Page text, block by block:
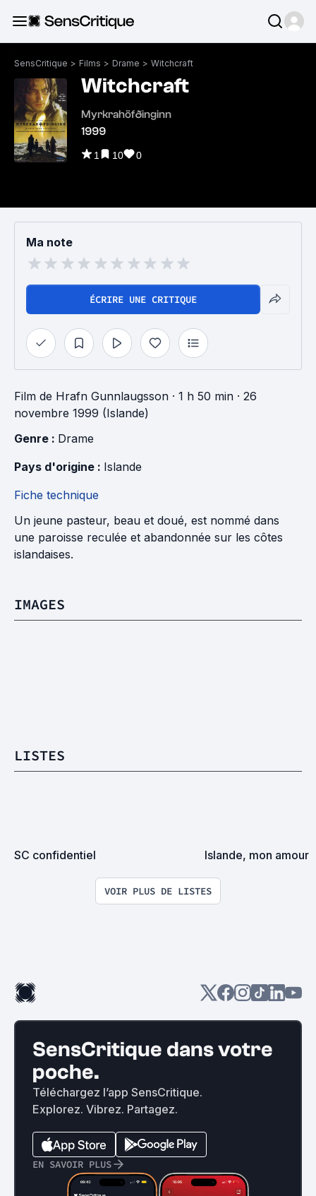
SensCritique > Films > Drame > Witchcraft
Witchcraft
Myrkrahöfðinginn
1999
1 10 0
Ma note
ÉCRIRE UNE CRITIQUE
Film de Hrafn Gunnlaugsson · 1 h 50 min · 26
novembre 1999 (Islande)
Genre : Drame
Pays d'origine : Islande
Fiche technique
Un jeune pasteur, beau et doué, est nommé dans
une paroisse reculée et abandonnée sur les côtes
islandaises.
IMAGES
LISTES
SC confidentiel Islande, mon amour
VOIR PLUS DE LISTES
SensCritique dans votre
poche.
Téléchargez l’app SensCritique.
Explorez. Vibrez. Partagez.
EN SAVOIR PLUS